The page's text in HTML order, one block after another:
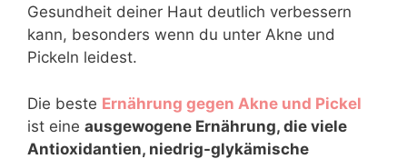
Gesundheit deiner Haut deutlich verbessern
kann, besonders wenn du unter Akne und
Pickeln leidest.
Die beste Ernährung gegen Akne und Pickel
ist eine ausgewogene Ernährung, die viele
Antioxidantien, niedrig-glykämische